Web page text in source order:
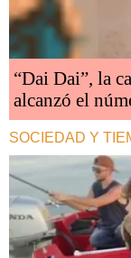
“Dai Dai”, la
alcanzó el
SOCIEDAD Y